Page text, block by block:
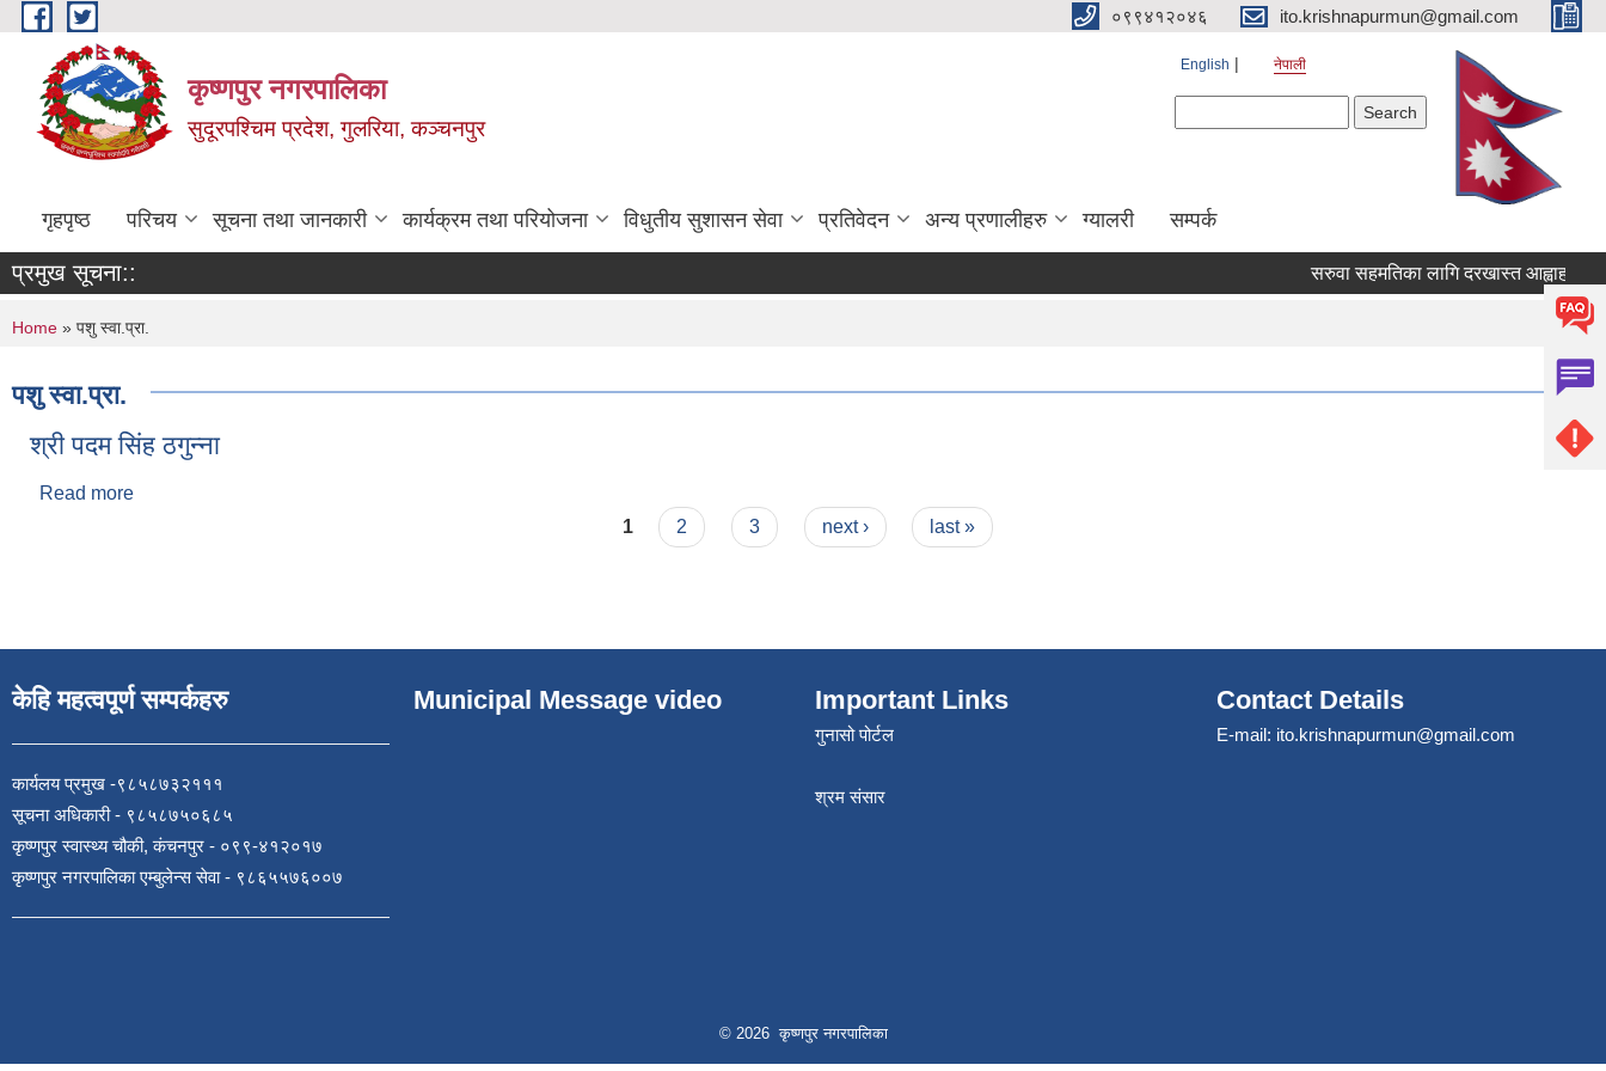
Skip to main content ०९९४१२०४६ ito.krishnapurmun@gmail.com
कृष्णपुर नगरपालिका
सुदूरपश्चिम प्रदेश, गुलरिया, कञ्चनपुर
English नेपाली
गृहपृष्ठ परिचय सूचना तथा जानकारी कार्यक्रम तथा परियोजना विधुतीय सुशासन सेवा प्रतिवेदन अन्य प्रणालीहरु ग्यालरी सम्पर्क
प्रमुख सूचना:: सरुवा सहमतिका लागि दरखास्त आह्वाहनको
You are here
Home » पशु स्वा.प्रा.
पशु स्वा.प्रा.
श्री पदम सिंह ठगुन्ना
Read more
1 2 3 next › last »
केहि महत्वपूर्ण सम्पर्कहरु
कार्यलय प्रमुख -९८५८७३२१११
सूचना अधिकारी - ९८५८७५०६८५
कृष्णपुर स्वास्थ्य चौकी, कंचनपुर - ०९९-४१२०१७
कृष्णपुर नगरपालिका एम्बुलेन्स सेवा - ९८६५५७६००७
Municipal Message video Important Links
गुनासो पोर्टल
श्रम संसार
Contact Details
E-mail: ito.krishnapurmun@gmail.com
© 2026 कृष्णपुर नगरपालिका